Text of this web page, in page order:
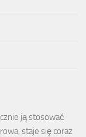
ją stosować
staje się coraz